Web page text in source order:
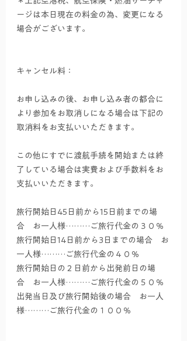
ージは本日現在の料金の為、変更になる
場合がございます。
キャンセル料：
お申し込みの後、お申し込み者の都合に
より参加をお取消しになる場合は下記の
取消料をお支払いいただきます。
この他にすでに渡航手続を開始または終
了している場合は実費および手数料をお
支払いいただきます。
旅行開始日45日前から15日前までの場
合　お一人様………ご旅行代金の３０％
旅行開始日14日前から3日までの場合　お
一人様………ご旅行代金の４０％
旅行開始日の２日前から出発前日の場
合　お一人様………ご旅行代金の５０％
出発当日及び旅行開始後の場合　お一人
様………ご旅行代金の１００％